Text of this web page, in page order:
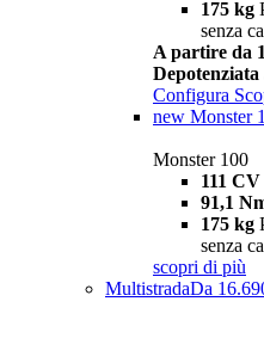
175 kg
senza
A partire da
Configura
new Monster
Monster 100
111 CV
91,1
175 kg
senza
scopri di più
MultistradaDa